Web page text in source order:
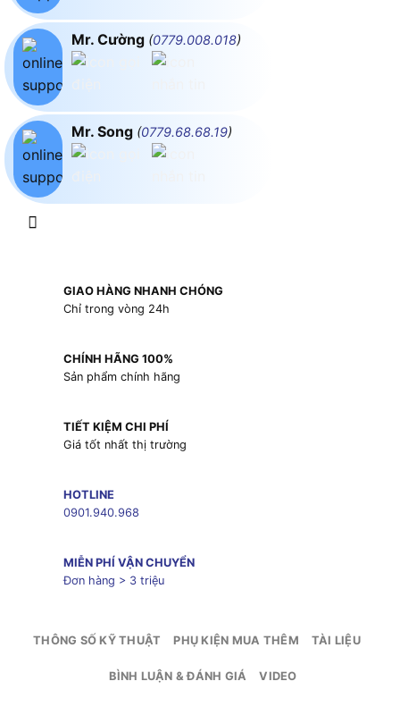
Mr. Cường (0779.008.018)
Mr. Song (0779.68.68.19)
GIAO HÀNG NHANH CHÓNG
Chỉ trong vòng 24h
CHÍNH HÃNG 100%
Sản phẩm chính hãng
TIẾT KIỆM CHI PHÍ
Giá tốt nhất thị trường
HOTLINE
0901.940.968
MIỄN PHÍ VẬN CHUYỂN
Đơn hàng > 3 triệu
THÔNG SỐ KỸ THUẬT PHỤ KIỆN MUA THÊM TÀI LIỆU
BÌNH LUẬN & ĐÁNH GIÁ VIDEO